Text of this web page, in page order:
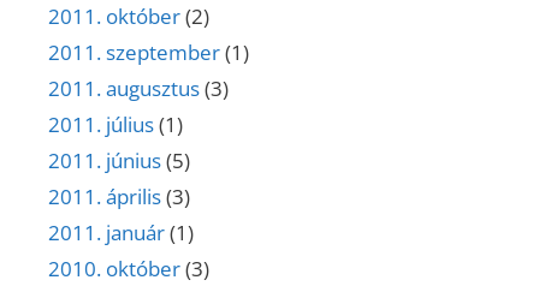
2011. október(2)
2011. szeptember(1)
2011. augusztus(3)
2011. július(1)
2011. június(5)
2011. április(3)
2011. január(1)
2010. október(3)